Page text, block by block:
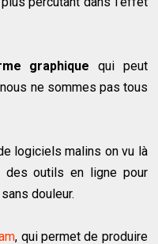
graphique qui peut
ne sommes pas tous
logiciels malins on vu là
des outils en ligne pour
douleur.
, qui permet de produire